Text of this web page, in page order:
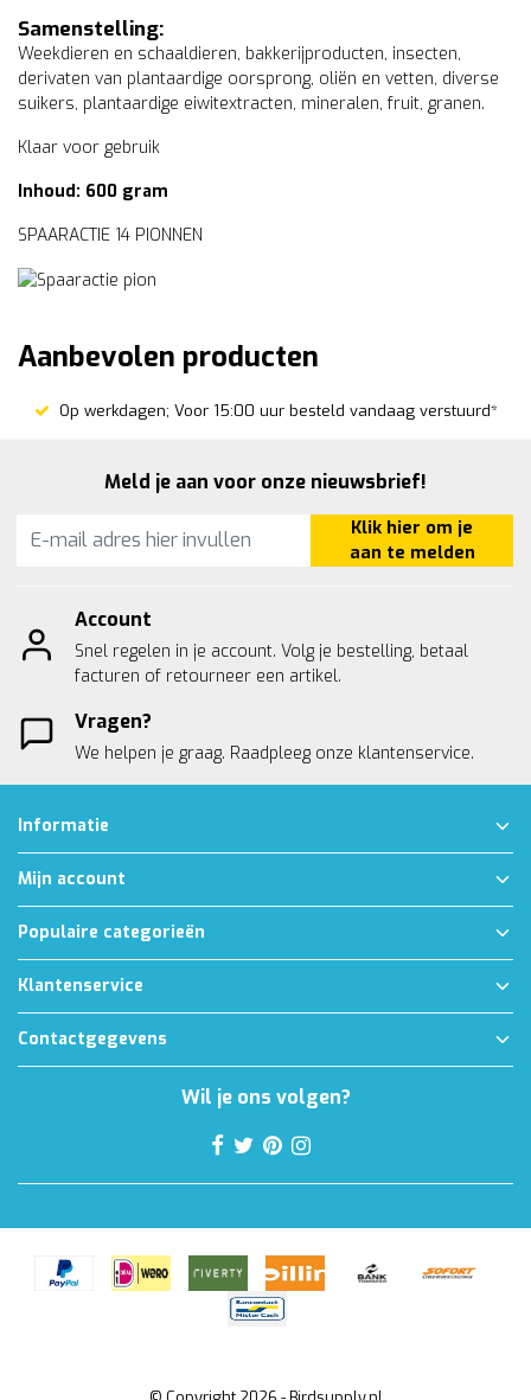
Samenstelling:
Weekdieren en schaaldieren, bakkerijproducten, insecten,
derivaten van plantaardige oorsprong, oliën en vetten, diverse
suikers, plantaardige eiwitextracten, mineralen, fruit, granen.
Klaar voor gebruik
Inhoud: 600 gram
SPAARACTIE 14 PIONNEN
Aanbevolen producten
Op werkdagen; Voor 15:00 uur besteld vandaag verstuurd*
Meld je aan voor onze nieuwsbrief!
Klik hier om je
aan te melden
Account
Snel regelen in je account. Volg je bestelling, betaal
facturen of retourneer een artikel.
Vragen?
We helpen je graag. Raadpleeg onze klantenservice.
Informatie
Mijn account
Populaire categorieën
Klantenservice
Contactgegevens
Wil je ons volgen?